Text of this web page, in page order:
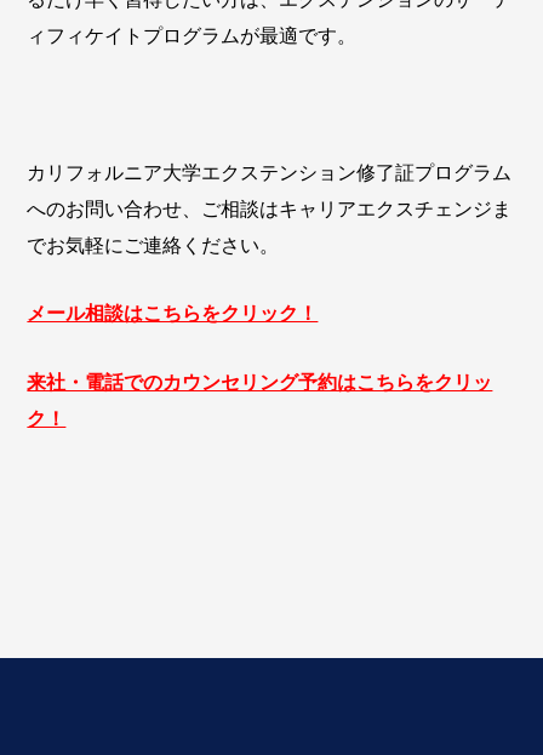
ィフィケイトプログラムが最適です。
カリフォルニア大学エクステンション修了証プログラム
へのお問い合わせ、ご相談はキャリアエクスチェンジま
でお気軽にご連絡ください。
メール相談はこちらをクリック！
来社・電話でのカウンセリング予約はこちらをクリッ
ク！